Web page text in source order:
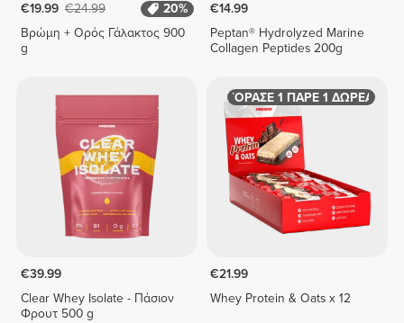
€19.99 €24.99
20%
Βρώμη + Ορός Γάλακτος 900
g
€14.99
Peptan® Hydrolyzed Marine
Collagen Peptides 200g
€39.99
Clear Whey Isolate - Πάσιον
Φρουτ 500 g
ΑΓΟΡΑΣΕ 1 ΠΑΡΕ 1 ΔΩΡΕΑΝ
€21.99
Whey Protein & Oats x 12